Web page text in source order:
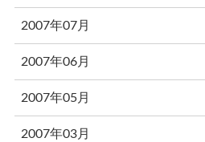
2007年07月
2007年06月
2007年05月
2007年03月